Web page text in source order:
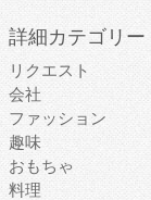
詳細カテゴリー
リクエスト
会社
ファッション
趣味
おもちゃ
料理